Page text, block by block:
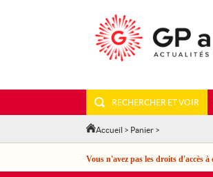
RECHERCHER ET VOIR
Accueil > Panier >
Vous n'avez pas les droits d'accès à